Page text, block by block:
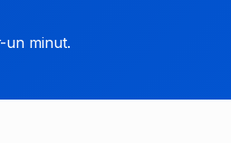
un minut.